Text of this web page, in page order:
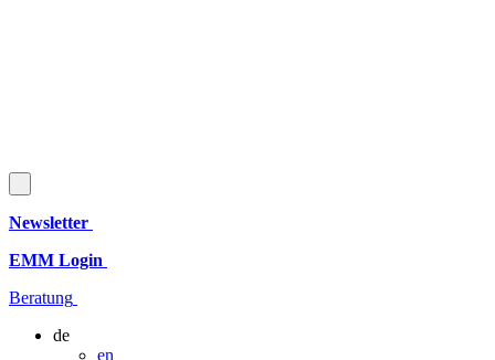
Newsletter
EMM Login
Beratung
de
en